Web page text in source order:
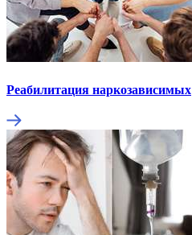
Реабилитация наркозависимых